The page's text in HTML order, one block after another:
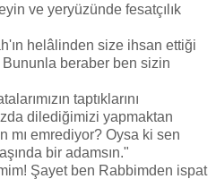
ve yeryüzünde fesatçılık
helâlinden size ihsan ettiği
Bununla beraber ben sizin
taptıklarını
dilediğimizi yapmaktan
mı emrediyor? Oysa ki sen
bir adamsın."
Şayet ben Rabbimden ispat